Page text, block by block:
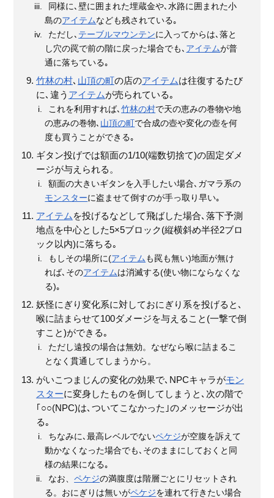
同様に､壁に囲まれた埋蔵金や､水路に囲まれた小
島のアイテムなども残されている｡
ただし､ テーブルマウンテンに入ってからは､落と
し穴の罠で前の階に戻った場合でも､ アイテムが普
通に落ちている｡
竹林の村､ 山頂の町の店のアイテムは往復するたび
に､違う アイテムが売られている｡
これを利用すれば､竹林の村で天の恵みの巻物や地
の恵みの巻物､ 山頂の町で合成の壺や変化の壺を何
度も買うことができる｡
ギタン投げでは額面の1/10(端数切捨て)の固定ダメ
ージが与えられる。
額面の大きいギタンを入手したい場合､ガマラ系の
モンスターに盗ませて倒すのが手っ取り早い｡
アイテム を投げるなどして飛ばした場合､落下予測
地点を中心とした5×5ブロック(縦横斜め半径2ブロ
ック以内)に落ちる｡
もしその場所に(アイテム も罠も無い)地面が無け
れば､そのアイテムは消滅する(使い物にならなくな
る)｡
妖怪にぎり変化系に対しておにぎり系を投げると､
喉に詰まらせて100ダメージを与えること(一撃で倒
すこと)ができる｡
ただし遠投の場合は無効。なぜなら喉に詰まるこ
となく貫通してしまうから。
がいこつまじんの変化の効果で､NPCキャラがモン
スターに変身したものを倒してしまうと､次の階で
｢○○(NPC)は､ついてこなかった｣のメッセージが出
る｡
ちなみに､最高レベルでないペケジが空腹を訴えて
動かなくなった場合でも､そのままにしておくと同
様の結果になる｡
なお、ペケジの満腹度は階層ごとにリセットされ
る。おにぎりは無いがペケジを連れて行きたい場合